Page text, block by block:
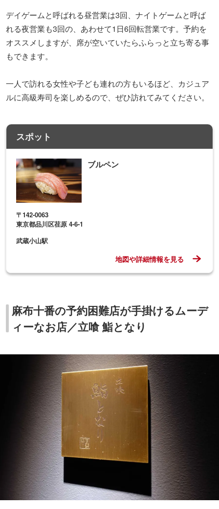
デイゲームと呼ばれる昼営業は3回、ナイトゲームと呼ば
れる夜営業も3回の、あわせて1日6回転営業です。予約を
オススメしますが、席が空いていたらふらっと立ち寄る事
もできます。
一人で訪れる女性や子ども連れの方もいるほど、カジュア
ルに高級寿司を楽しめるので、ぜひ訪れてみてください。
スポット
ブルペン
〒142-0063
東京都品川区荏原 4-6-1
武蔵小山駅
地図や詳細情報を見る
麻布十番の予約困難店が手掛けるムーデ
ィーなお店／立喰 鮨となり